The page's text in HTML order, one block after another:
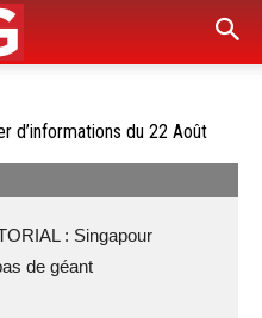
d’informations du 22 Août
: Singapour
de géant